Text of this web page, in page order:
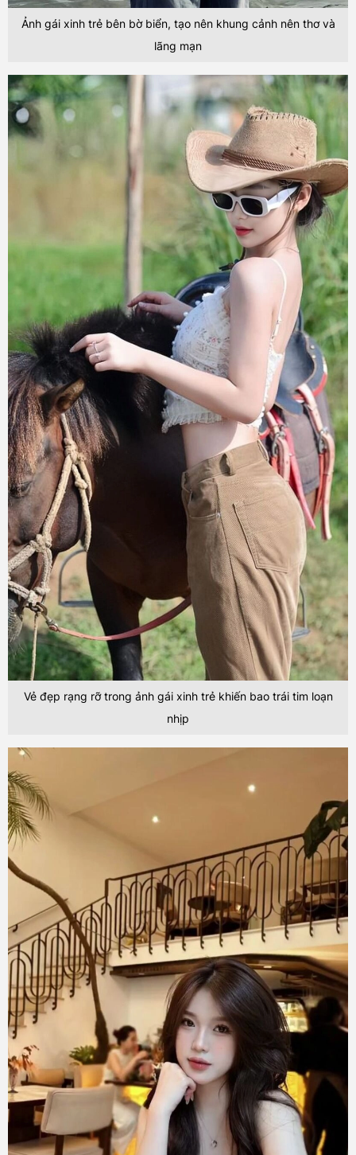
Ảnh gái xinh trẻ bên bờ biển, tạo nên khung cảnh nên thơ và
lãng mạn
Vẻ đẹp rạng rỡ trong ảnh gái xinh trẻ khiến bao trái tim loạn
nhịp